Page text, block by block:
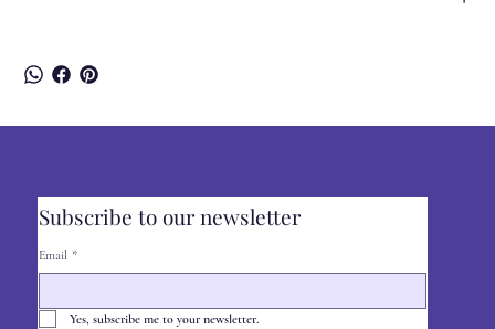
Subscribe to our newsletter
Email *
Yes, subscribe me to your newsletter.